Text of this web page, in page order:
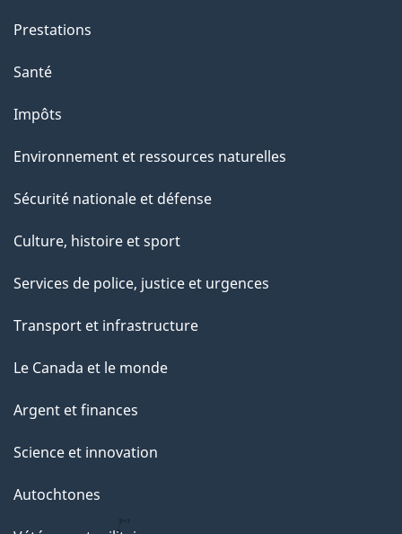
g
e
Prestations
Santé
Impôts
Environnement et ressources naturelles
Sécurité nationale et défense
Culture, histoire et sport
Services de police, justice et urgences
Transport et infrastructure
Le Canada et le monde
Argent et finances
Science et innovation
Autochtones